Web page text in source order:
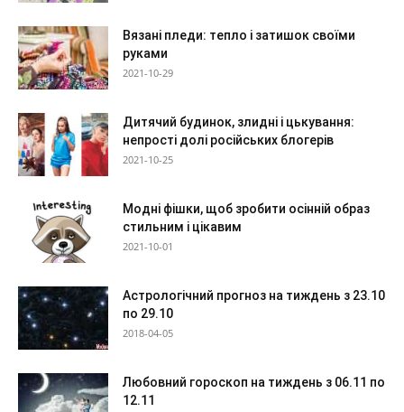
Вязані пледи: тепло і затишок своїми
руками
2021-10-29
Дитячий будинок, злидні і цькування:
непрості долі російських блогерів
2021-10-25
Модні фішки, щоб зробити осінній образ
стильним і цікавим
2021-10-01
Астрологічний прогноз на тиждень з 23.10
по 29.10
2018-04-05
Любовний гороскоп на тиждень з 06.11 по
12.11